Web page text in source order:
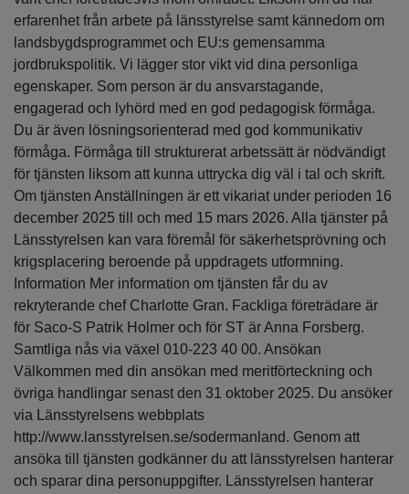
erfarenhet från arbete på länsstyrelse samt kännedom om
landsbygdsprogrammet och EU:s gemensamma
jordbrukspolitik. Vi lägger stor vikt vid dina personliga
egenskaper. Som person är du ansvarstagande,
engagerad och lyhörd med en god pedagogisk förmåga.
Du är även lösningsorienterad med god kommunikativ
förmåga. Förmåga till strukturerat arbetssätt är nödvändigt
för tjänsten liksom att kunna uttrycka dig väl i tal och skrift.
Om tjänsten Anställningen är ett vikariat under perioden 16
december 2025 till och med 15 mars 2026. Alla tjänster på
Länsstyrelsen kan vara föremål för säkerhetsprövning och
krigsplacering beroende på uppdragets utformning.
Information Mer information om tjänsten får du av
rekryterande chef Charlotte Gran. Fackliga företrädare är
för Saco-S Patrik Holmer och för ST är Anna Forsberg.
Samtliga nås via växel 010-223 40 00. Ansökan
Välkommen med din ansökan med meritförteckning och
övriga handlingar senast den 31 oktober 2025. Du ansöker
via Länsstyrelsens webbplats
http://www.lansstyrelsen.se/sodermanland. Genom att
ansöka till tjänsten godkänner du att länsstyrelsen hanterar
och sparar dina personuppgifter. Länsstyrelsen hanterar